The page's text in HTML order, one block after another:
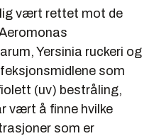
vært rettet mot de
Yersinia ruckeri og
som
(uv) bestråling,
vært å finne hvilke
som er